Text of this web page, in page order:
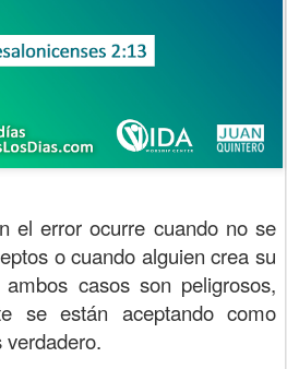
el error ocurre cuando no se
o cuando alguien crea su
casos son peligrosos,
se están aceptando como